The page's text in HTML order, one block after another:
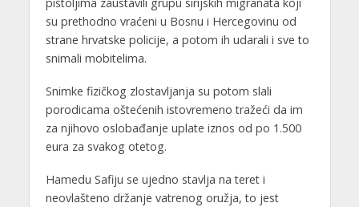
pištoljima zaustavili grupu sirijskih migranata koji
su prethodno vraćeni u Bosnu i Hercegovinu od
strane hrvatske policije, a potom ih udarali i sve to
snimali mobitelima.
Snimke fizičkog zlostavljanja su potom slali
porodicama oštećenih istovremeno tražeći da im
za njihovo oslobađanje uplate iznos od po 1.500
eura za svakog otetog.
Hamedu Safiju se ujedno stavlja na teret i
neovlašteno držanje vatrenog oružja, to jest